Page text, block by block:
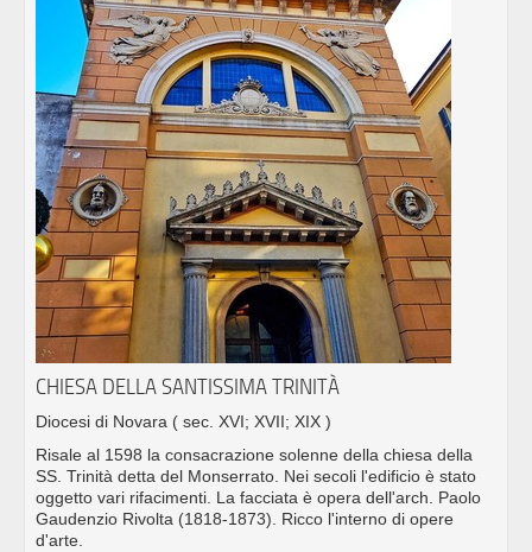
CHIESA DELLA SANTISSIMA TRINITÀ
Diocesi di Novara ( sec. XVI; XVII; XIX )
Risale al 1598 la consacrazione solenne della chiesa della
SS. Trinità detta del Monserrato. Nei secoli l'edificio è stato
oggetto vari rifacimenti. La facciata è opera dell'arch. Paolo
Gaudenzio Rivolta (1818-1873). Ricco l'interno di opere
d'arte.